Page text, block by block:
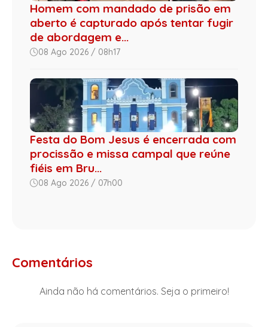
Homem com mandado de prisão em
aberto é capturado após tentar fugir
de abordagem e...
08 Ago 2026 / 08h17
Festa do Bom Jesus é encerrada com
procissão e missa campal que reúne
fiéis em Bru...
08 Ago 2026 / 07h00
Comentários
Ainda não há comentários. Seja o primeiro!